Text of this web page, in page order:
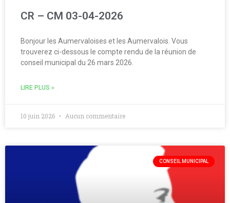
CR – CM 03-04-2026
Bonjour les Aumervaloises et les Aumervalois. Vous
trouverez ci-dessous le compte rendu de la réunion de
conseil municipal du 26 mars 2026.
LIRE PLUS »
10 juin 2026 Aucun commentaire
CONSEIL MUNICIPAL